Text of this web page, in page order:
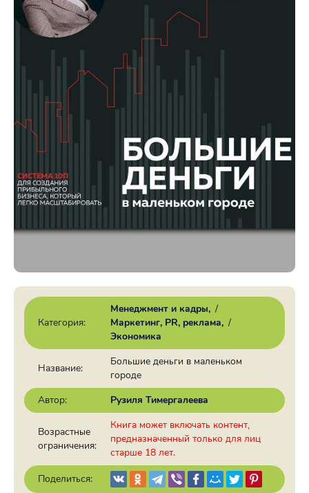
Категория:
Менеджмент и кадры /
Маркетинг, PR, реклама /
Экономика
Название:
Большие деньги в маленьком
городе
Автор:
Рузиля Тимергалеева
Возрастные
ограничения:
Книга может включать контент,
предназначенный только для лиц
старше 18 лет.
Поделиться: